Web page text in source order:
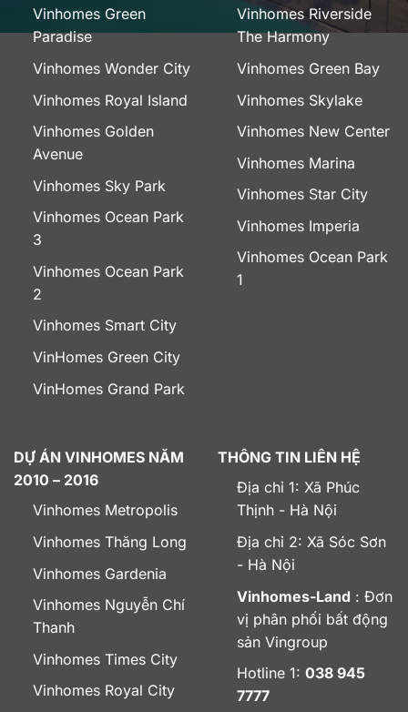
Vinhomes Green
Paradise
Vinhomes Wonder City
Vinhomes Royal Island
Vinhomes Golden
Avenue
Vinhomes Sky Park
Vinhomes Ocean Park
3
Vinhomes Ocean Park
2
Vinhomes Smart City
VinHomes Green City
VinHomes Grand Park
Vinhomes Riverside
The Harmony
Vinhomes Green Bay
Vinhomes Skylake
Vinhomes New Center
Vinhomes Marina
Vinhomes Star City
Vinhomes Imperia
Vinhomes Ocean Park
1
DỰ ÁN VINHOMES NĂM
2010 – 2016
Vinhomes Metropolis
Vinhomes Thăng Long
Vinhomes Gardenia
Vinhomes Nguyễn Chí
Thanh
Vinhomes Times City
Vinhomes Royal City
THÔNG TIN LIÊN HỆ
Địa chỉ 1: Xã Phúc
Thịnh - Hà Nội
Địa chỉ 2: Xã Sóc Sơn
- Hà Nội
Vinhomes-Land : Đơn
vị phân phối bất động
sản Vingroup
Hotline 1: 038 945
7777